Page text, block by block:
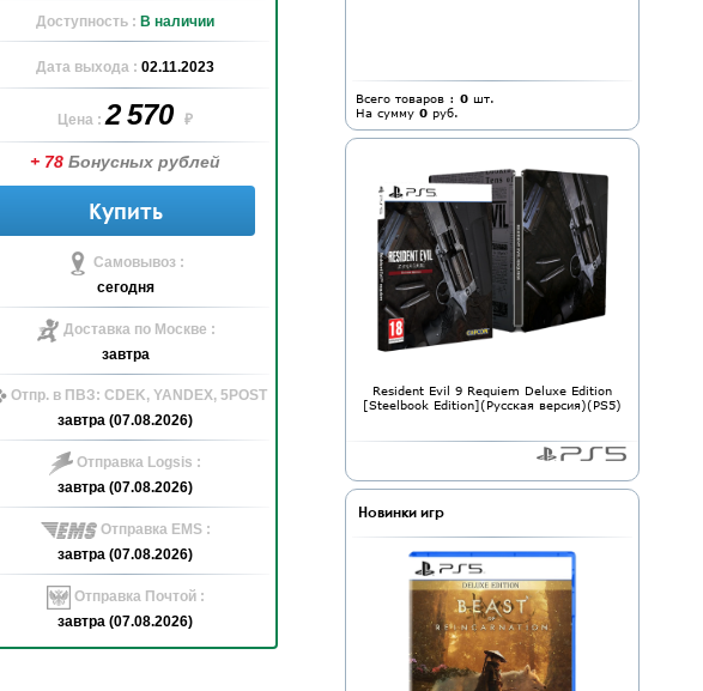
Доступность : В наличии
Дата выхода : 02.11.2023
Цена :2 570 ₽
+ 78 Бонусных рублей
Купить
Самовывоз :
сегодня
Доставка по Москве :
завтра
Отпр. в ПВЗ: CDEK, YANDEX, 5POST
завтра (07.08.2026)
Отправка Logsis :
завтра (07.08.2026)
Отправка EMS :
завтра (07.08.2026)
Отправка Почтой :
завтра (07.08.2026)
Всего товаров : 0 шт.
На сумму 0 руб.
Resident Evil 9 Requiem Deluxe Edition
[Steelbook Edition](Русская версия)(PS5)
Новинки игр